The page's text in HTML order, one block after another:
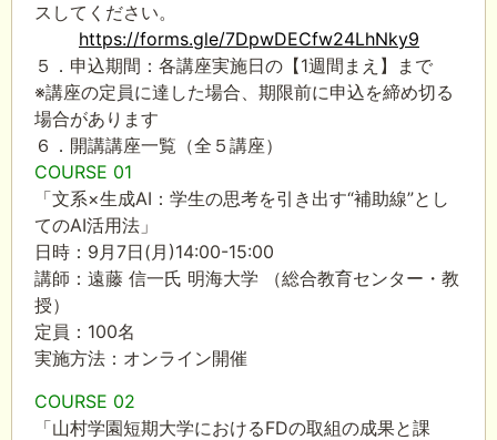
スしてください。
https://forms.gle/7DpwDECfw24LhNky9
５．申込期間：各講座実施日の【1週間まえ】まで
※講座の定員に達した場合、期限前に申込を締め切る
場合があります
６．開講講座一覧（全５講座）
COURSE 01
「文系×生成AI ：学生の思考を引き出す“補助線”とし
てのAI活用法」
日時：9月7日(月 )14:00-15:00
講師：遠藤 信一氏 明海大学 （総合教育センター・教
授）
定員：100名
実施方法：オンライン開催
COURSE 02
「山村学園短期大学におけるFDの取組の成果と課